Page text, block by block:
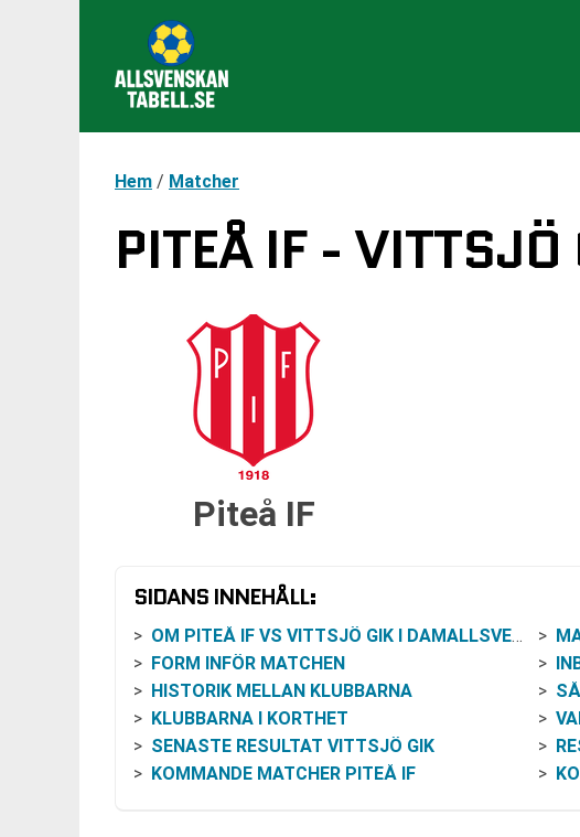
Hem / Matcher
PITEÅ IF - VITTSJÖ
Piteå IF
SIDANS INNEHÅLL:
OM PITEÅ IF VS VITTSJÖ GIK I DAMALLSVENSKAN
FORM INFÖR MATCHEN
HISTORIK MELLAN KLUBBARNA
KLUBBARNA I KORTHET
SENASTE RESULTAT VITTSJÖ GIK
KOMMANDE MATCHER PITEÅ IF